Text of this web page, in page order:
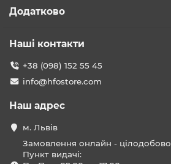
Додатково
Наші контакти
+38 (098) 152 55 45
info@hfostore.com
Наш адрес
м. Львів
Замовлення онлайн - цілодобово
Пункт видачі: